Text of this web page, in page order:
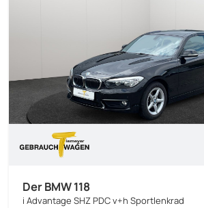
Der BMW 118
i Advantage SHZ PDC v+h Sportlenkrad